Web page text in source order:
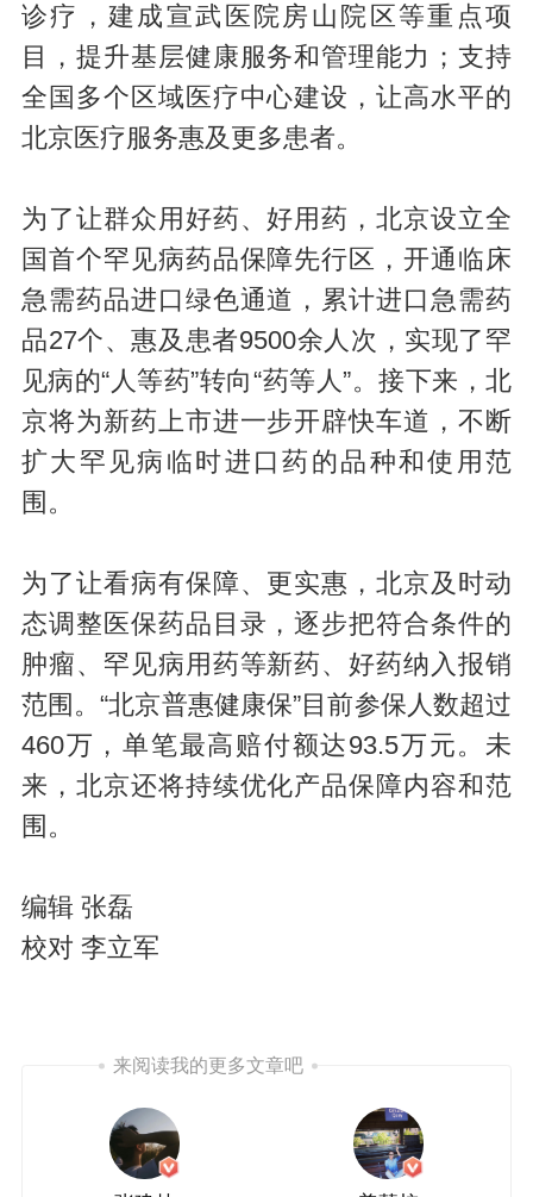
诊疗，建成宣武医院房山院区等重点项
目，提升基层健康服务和管理能力；支持
全国多个区域医疗中心建设，让高水平的
北京医疗服务惠及更多患者。
为了让群众用好药、好用药，北京设立全
国首个罕见病药品保障先行区，开通临床
急需药品进口绿色通道，累计进口急需药
品27个、惠及患者9500余人次，实现了罕
见病的“人等药”转向“药等人”。接下来，北
京将为新药上市进一步开辟快车道，不断
扩大罕见病临时进口药的品种和使用范
围。
为了让看病有保障、更实惠，北京及时动
态调整医保药品目录，逐步把符合条件的
肿瘤、罕见病用药等新药、好药纳入报销
范围。“北京普惠健康保”目前参保人数超过
460万，单笔最高赔付额达93.5万元。未
来，北京还将持续优化产品保障内容和范
围。
编辑 张磊
校对 李立军
来阅读我的更多文章吧